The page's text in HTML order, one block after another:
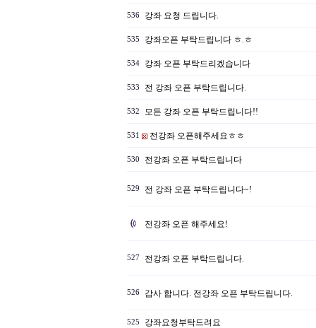
536 강좌 요청 드립니다.
535 강좌오픈 부탁드립니다 ㅎ.ㅎ
534 강좌 오픈 부탁드리겠습니다
533 전 강좌 오픈 부탁드립니다.
532 모든 강좌 오픈 부탁드립니다!!
531 전강좌 오픈해주세요ㅎㅎ
530 전강좌 오픈 부탁드립니다
529 전 강좌 오픈 부탁드립니다~!
전강좌 오픈 해주세요!
527 전강좌 오픈 부탁드립니다.
526 감사 합니다. 전강좌 오픈 부탁드립니다.
525 강좌요청부탁드려요